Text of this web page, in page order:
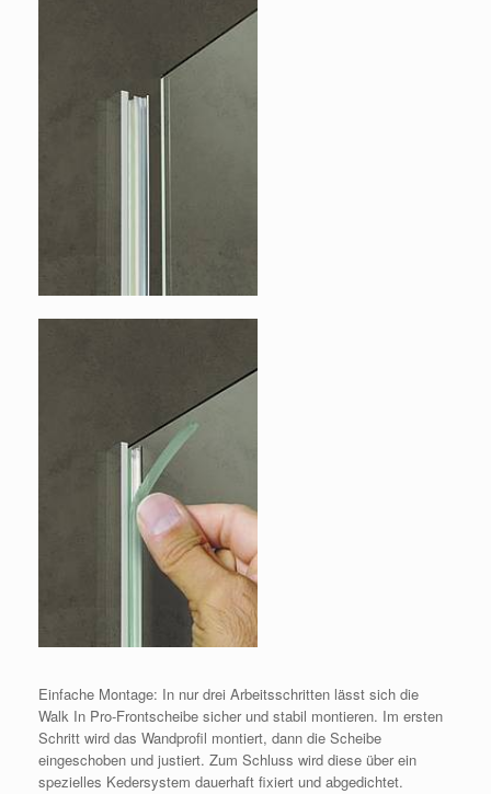
Einfache Montage: In nur drei Arbeitsschritten lässt sich die
Walk In Pro-Frontscheibe sicher und stabil montieren. Im ersten
Schritt wird das Wandprofil montiert, dann die Scheibe
eingeschoben und justiert. Zum Schluss wird diese über ein
spezielles Kedersystem dauerhaft fixiert und abgedichtet.